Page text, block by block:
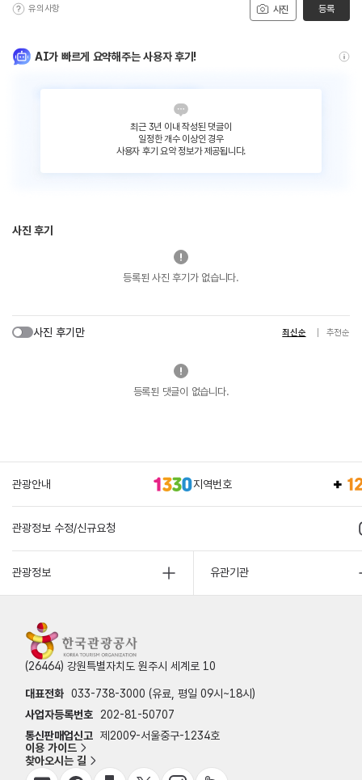
사진
유의사항 등록
AI가 빠르게 요약해주는 사용자 후기!
최근 3년 이내 작성된 댓글이
일정한 개수 이상인 경우
사용자 후기 요약 정보가 제공됩니다.
사진 후기
등록된 사진 후기가 없습니다.
사진 후기만 최신순 추천순
등록된 댓글이 없습니다.
관광안내 지역번호
관광정보 수정/신규요청
관광정보 유관기관
(26464) 강원특별자치도 원주시 세계로 10
대표전화 033-738-3000 (유료, 평일 09시~18시)
사업자등록번호
202-81-50707
통신판매업신고 제2009-서울중구-1234호
이용 가이드
찾아오시는 길